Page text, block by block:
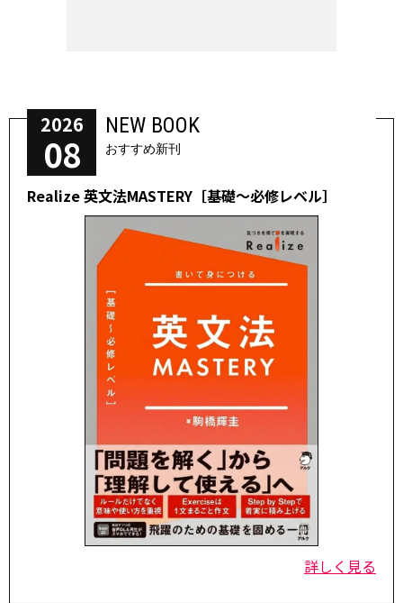
2026
08
NEW BOOK
おすすめ新刊
Realize 英文法MASTERY［基礎～必修レベル］
詳しく見る